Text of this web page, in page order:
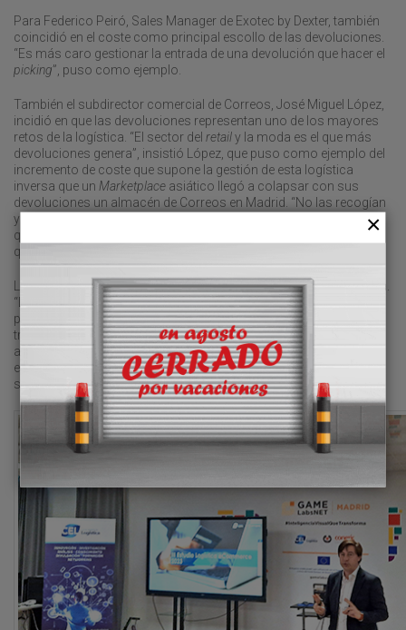
Para Federico Peiró, Sales Manager de Exotec by Dexter, también
coincidió en el coste como principal escollo de las devoluciones.
“Es más caro gestionar la entrada de una devolución que hacer el
picking”, puso como ejemplo.
También el subdirector comercial de Correos, José Miguel López,
incidió en que las devoluciones representan uno de los mayores
retos de la logística. “El sector del retaily la moda es el que más
devoluciones genera”, insistió López, que puso como ejemplo del
incremento de coste que supone la gestión de esta logística
inversa que un Marketplace asiático llegó a colapsar con sus
devoluciones un almacén de Correos en Madrid. “No las recogían
y llegamos a tener miles de metros cuadrados ocupados hasta
que por fin los liberaron mucho tiempo después”, recuerda. Y es
que, “a más devoluciones, más aumento de costes”, matizó.
La política de Correos en este ámbito se centra en la conveniencia.
“La mayoría de las devoluciones se están haciendo en taquillas y
puntos de conveniencia”, lo que permite hacer “más sostenible el
transporte”, aseguró. “En las devoluciones se debe intentar
agrupar un poco más la carga aunque se alargue el tiempo de
entrega, porque así hacemos el proceso más económico y más
sostenible”, concretó.